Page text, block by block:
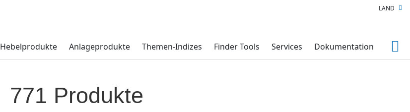
Hebelprodukte Anlageprodukte Themen-Indizes Finder Tools Services Dokumentation
LAND
771 Produkte